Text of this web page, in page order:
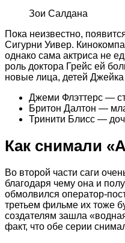
Зои Салдана
Пока неизвестно,
Сигурни Уивер.
однако сама актриса не
роль доктора Грейс ей
новые лица, детей
Джеми Флэттерс —
Бритон Далтон —
Тринити Блисс —
Как снимали
Во второй части саги
благодаря чему она и
обмолвился оператор-
третьем фильме их тоже
создателям зашла
факт, что обе серии